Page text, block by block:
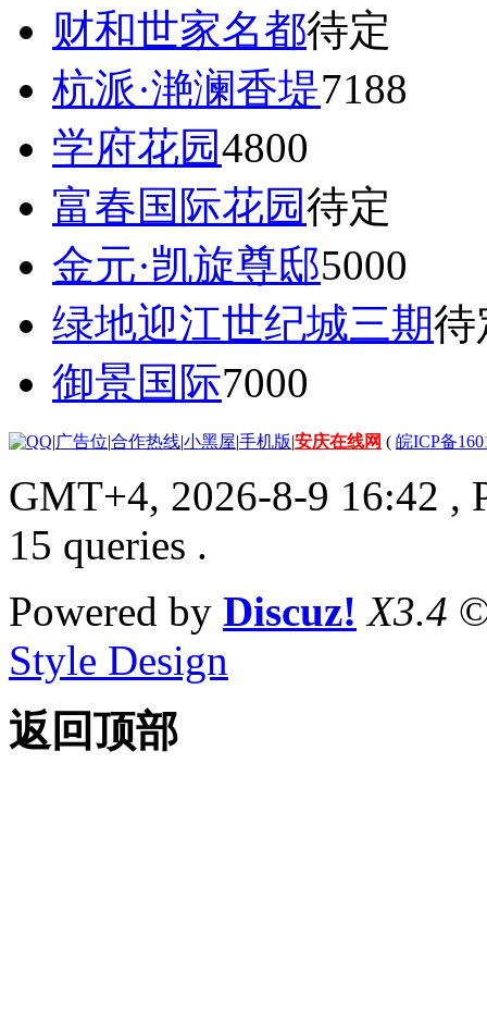
财和世家名都待定
杭派·滟澜香堤7188
学府花园4800
富春国际花园待定
金元·凯旋尊邸5000
绿地迎江世纪城三期待
御景国际7000
|广告位|合作热线|小黑屋|手机版|安庆在线网 ( 皖ICP备
GMT+4, 2026-8-9 16:42 ,
15 queries .
Powered by Discuz! X3.4
Style Design
返回顶部